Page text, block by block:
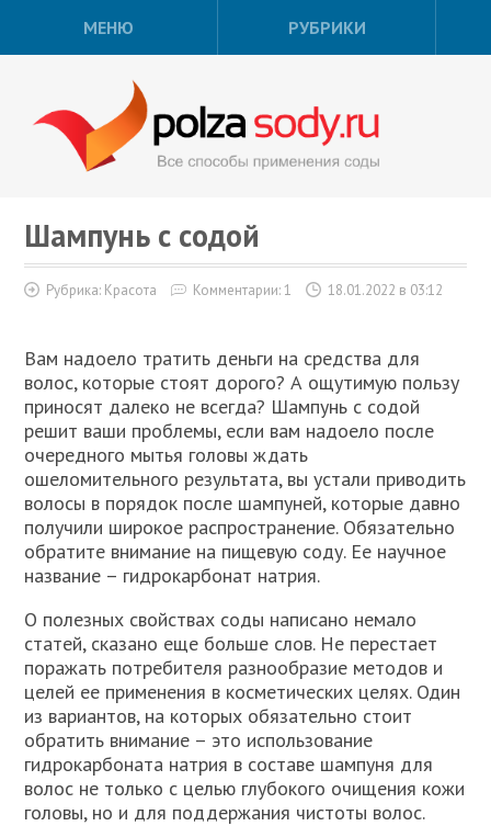
МЕНЮ РУБРИКИ
Шампунь с содой
Рубрика: Красота Комментарии: 1 18.01.2022 в 03:12
Вам надоело тратить деньги на средства для
волос, которые стоят дорого? А ощутимую пользу
приносят далеко не всегда? Шампунь с содой
решит ваши проблемы, если вам надоело после
очередного мытья головы ждать
ошеломительного результата, вы устали приводить
волосы в порядок после шампуней, которые давно
получили широкое распространение. Обязательно
обратите внимание на пищевую соду. Ее научное
название – гидрокарбонат натрия.
О полезных свойствах соды написано немало
статей, сказано еще больше слов. Не перестает
поражать потребителя разнообразие методов и
целей ее применения в косметических целях. Один
из вариантов, на которых обязательно стоит
обратить внимание – это использование
гидрокарбоната натрия в составе шампуня для
волос не только с целью глубокого очищения кожи
головы, но и для поддержания чистоты волос.